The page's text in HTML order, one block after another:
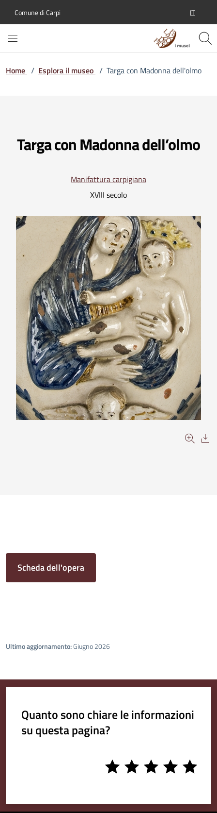
Comune di Carpi IT
Home / Esplora il museo / Targa con Madonna dell'olmo
Targa con Madonna dell’olmo
Manifattura carpigiana
XVIII secolo
Scheda dell'opera
Ultimo aggiornamento:Giugno 2026
Quanto sono chiare le informazioni
su questa pagina?
5
stars
4
stars
3
stars
2
stars
1
stars